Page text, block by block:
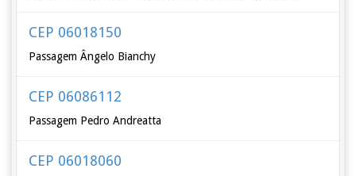
CEP 06018150
Passagem Ângelo Bianchy
CEP 06086112
Passagem Pedro Andreatta
CEP 06018060